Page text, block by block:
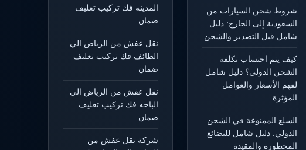
شروط شحن السيارات من
السعودية إلى الخارج: دليل
شامل قبل التصدير والشحن
كيف يتم احتساب تكلفة
الشحن الدولي؟ دليل شامل
لفهم الأسعار والعوامل
المؤثرة
السلع الممنوعة في الشحن
الدولي: دليل شامل للبضائع
المحظورة والمقيدة
المدينه فك تركيب تعليف
ضمان
نقل عفش من الرياض الي
الطائف فك تركيب تعليف
ضمان
نقل عفش من الرياض الي
الباحه فك تركيب تعليف
ضمان
شركة نقل عفش من